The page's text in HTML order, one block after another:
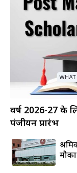
वर्ष 2026-27 के
पंजीयन प्रारंभ